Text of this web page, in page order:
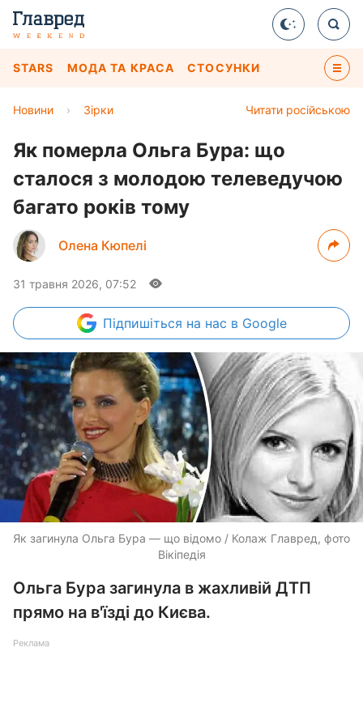
STARS МОДА ТА КРАСА СТОСУНКИ
Читати російською
Новини › Зірки
Як померла Ольга Бура: що
сталося з молодою телеведучою
багато років тому
Олена Кюпелі
31 травня 2026, 07:52
Підпишіться на нас в Google
Як загинула Ольга Бура — що відомо / Колаж Главред, фото
Вікіпедія
Ольга Бура загинула в жахливій ДТП
прямо на в'їзді до Києва.
Реклама